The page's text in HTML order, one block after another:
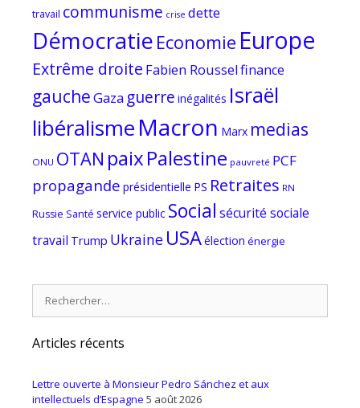
travail communisme crise dette
Démocratie Economie Europe
Extrême droite Fabien Rousselfinance
gaucheGazaguerre inégalités Israël
libéralismeMacron Marx medias
ONU OTAN paixPalestine pauvreté PCF
propagande présidentielle PS Retraites RN
Russie Santé service public Social sécurité sociale
travail Trump Ukraine USAélection énergie
Articles récents
Lettre ouverte à Monsieur Pedro Sánchez et aux
intellectuels d’Espagne 5 août 2026